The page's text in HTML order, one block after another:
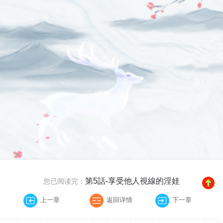
您已阅读完： 第5話-享受他人視線的淫娃
上一章 返回详情 下一章